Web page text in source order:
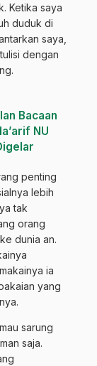
Ketika saya
duduk di
saya,
dengan
Bacaan
NU
penting
lebih
tak
orang
dunia an.
ia
yang
sarung
saja.